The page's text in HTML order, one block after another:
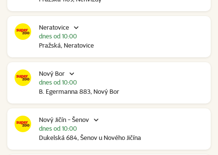
Neratovice
Pražská, Neratovice
dnes od 10:00
Nový Bor
B. Egermanna 883, Nový Bor
dnes od 10:00
Nový Jičín - Šenov
Dukelská 684, Šenov u Nového Jičína
dnes od 10:00